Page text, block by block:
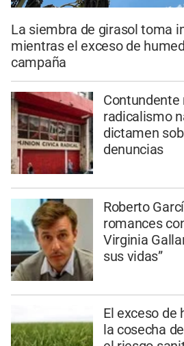
La siembra de girasol toma
mientras el exceso de
campaña
Contundente
radicalismo
dictamen
denuncias
Roberto
romances
Virginia
sus vidas”
El exceso de
la cosecha